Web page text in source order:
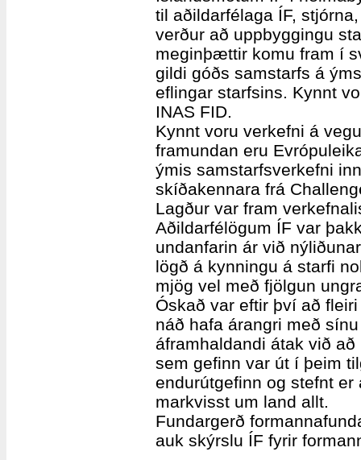
til aðildarfélaga ÍF,
verður að uppbyggingu
meginþættir komu fram í
gildi góðs samstarfs á
eflingar starfsins. Kynnt
INAS FID.
Kynnt voru verkefni á
framundan eru
ýmis samstarfsverkefni
skíðakennara frá
Lagður var fram
Aðildarfélögum ÍF var
undanfarin ár við
lögð á kynningu á starfi
mjög vel með fjölgun
Óskað var eftir því að
náð hafa árangri með
áframhaldandi átak við
sem gefinn var út í þeim
endurútgefinn og stefnt
markvisst um land allt.
Fundargerð
auk skýrslu ÍF fyrir